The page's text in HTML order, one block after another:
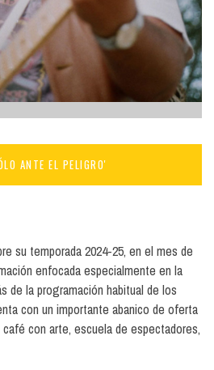
ANTE EL PELIGRO'
su temporada 2024-25, en el mes de
enfocada especialmente en la
de la programación habitual de los
con un importante abanico de oferta
con arte, escuela de espectadores,